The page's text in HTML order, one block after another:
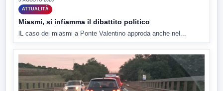
ATTUALITÀ
Miasmi, si infiamma il dibattito politico
lL caso dei miasmi a Ponte Valentino approda anche nel...